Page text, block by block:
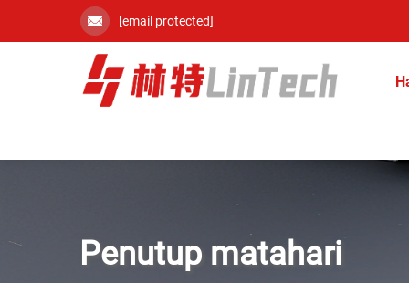
[email protected]
Penutup matahari